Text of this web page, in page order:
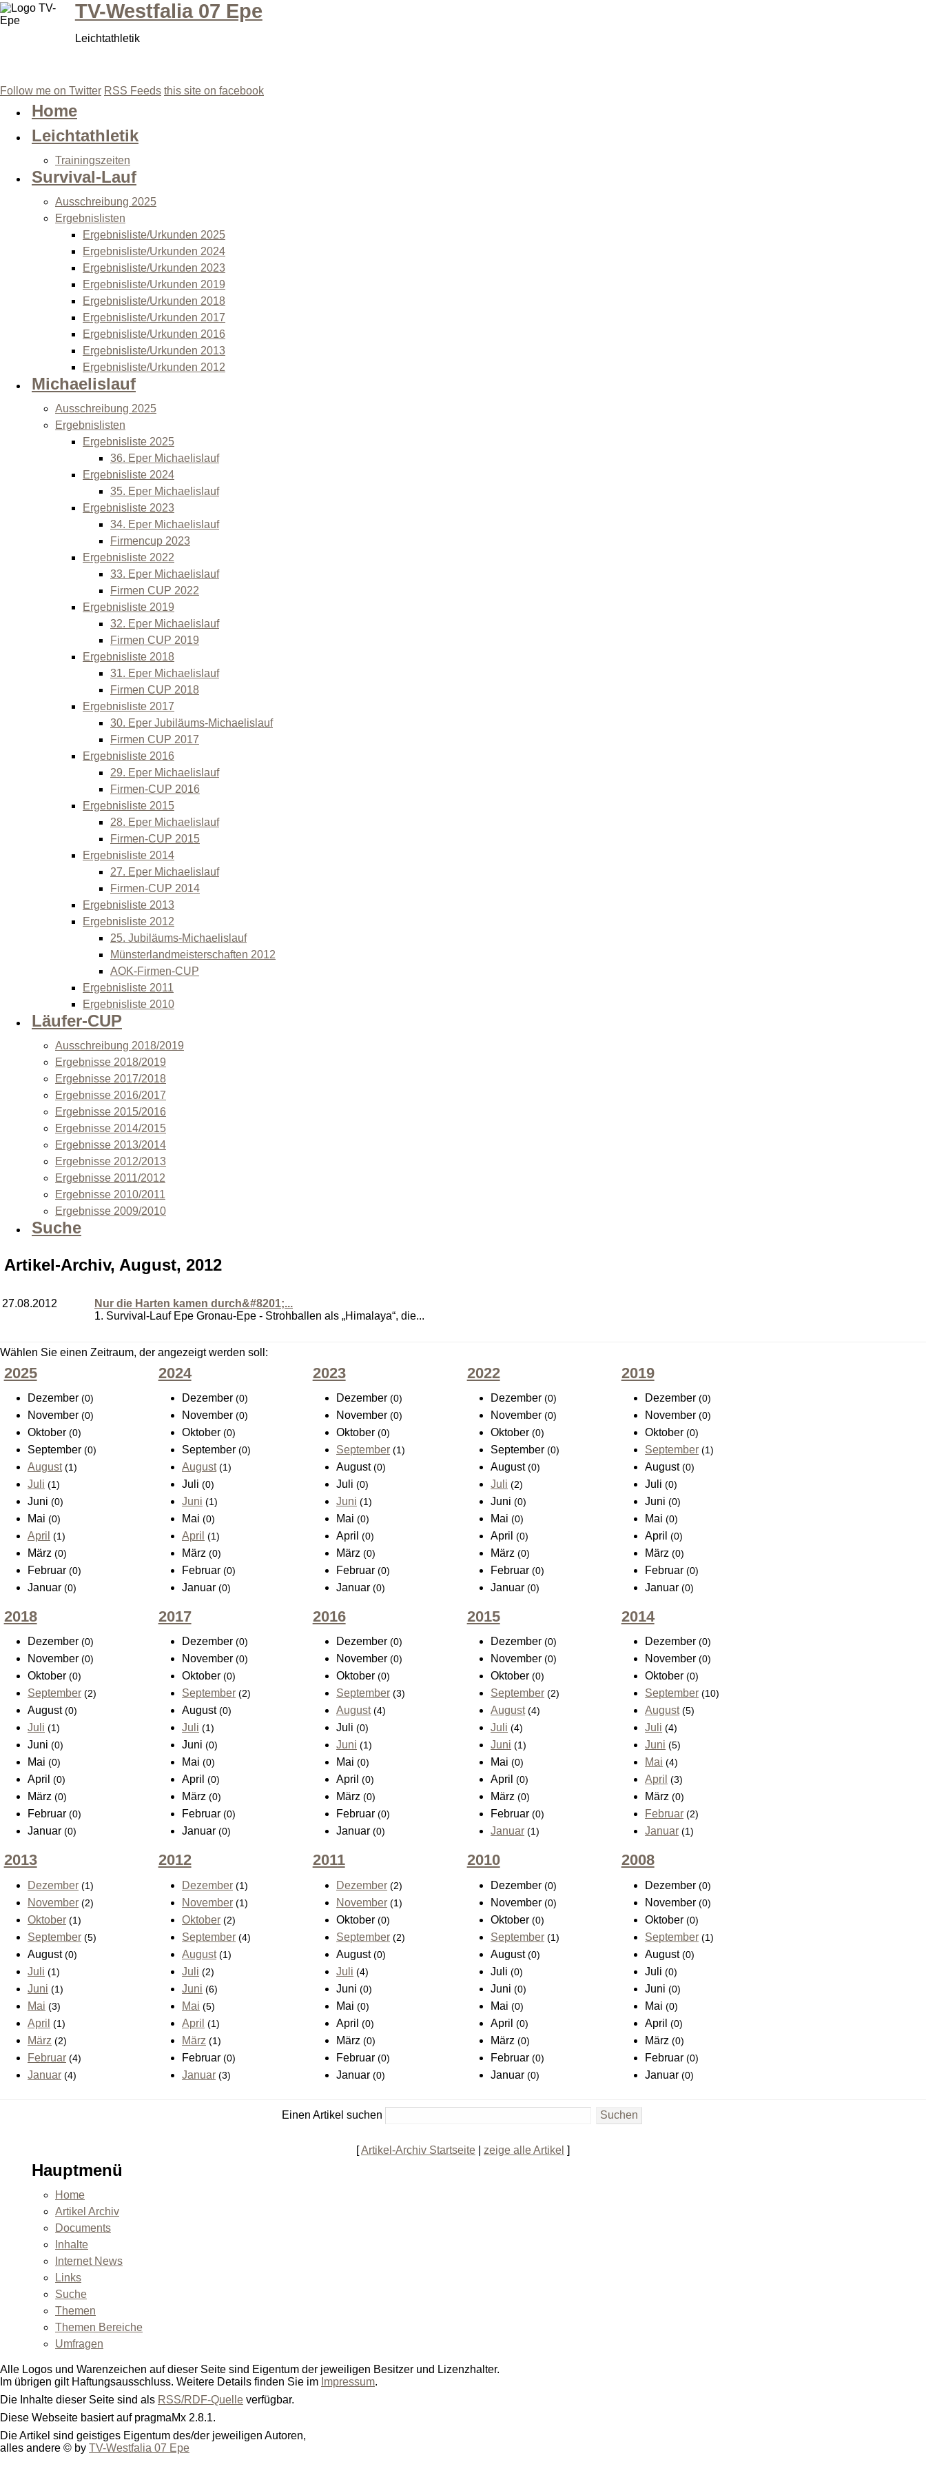
TV-Westfalia 07 Epe
Leichtathletik
Follow me on Twitter RSS Feeds this site on facebook
Home
Leichtathletik
Trainingszeiten
Survival-Lauf
Ausschreibung 2025
Ergebnislisten
Ergebnisliste/Urkunden 2025
Ergebnisliste/Urkunden 2024
Ergebnisliste/Urkunden 2023
Ergebnisliste/Urkunden 2019
Ergebnisliste/Urkunden 2018
Ergebnisliste/Urkunden 2017
Ergebnisliste/Urkunden 2016
Ergebnisliste/Urkunden 2013
Ergebnisliste/Urkunden 2012
Michaelislauf
Ausschreibung 2025
Ergebnislisten
Ergebnisliste 2025
36. Eper Michaelislauf
Ergebnisliste 2024
35. Eper Michaelislauf
Ergebnisliste 2023
34. Eper Michaelislauf
Firmencup 2023
Ergebnisliste 2022
33. Eper Michaelislauf
Firmen CUP 2022
Ergebnisliste 2019
32. Eper Michaelislauf
Firmen CUP 2019
Ergebnisliste 2018
31. Eper Michaelislauf
Firmen CUP 2018
Ergebnisliste 2017
30. Eper Jubiläums-Michaelislauf
Firmen CUP 2017
Ergebnisliste 2016
29. Eper Michaelislauf
Firmen-CUP 2016
Ergebnisliste 2015
28. Eper Michaelislauf
Firmen-CUP 2015
Ergebnisliste 2014
27. Eper Michaelislauf
Firmen-CUP 2014
Ergebnisliste 2013
Ergebnisliste 2012
25. Jubiläums-Michaelislauf
Münsterlandmeisterschaften 2012
AOK-Firmen-CUP
Ergebnisliste 2011
Ergebnisliste 2010
Läufer-CUP
Ausschreibung 2018/2019
Ergebnisse 2018/2019
Ergebnisse 2017/2018
Ergebnisse 2016/2017
Ergebnisse 2015/2016
Ergebnisse 2014/2015
Ergebnisse 2013/2014
Ergebnisse 2012/2013
Ergebnisse 2011/2012
Ergebnisse 2010/2011
Ergebnisse 2009/2010
Suche
Artikel-Archiv, August, 2012
27.08.2012
Nur die Harten kamen durch&#8201;...
1. Survival-Lauf Epe Gronau-Epe - Strohballen als „Himalaya“, die...
Wählen Sie einen Zeitraum, der angezeigt werden soll:
2025
Dezember (0)
November (0)
Oktober (0)
September (0)
August (1)
Juli (1)
Juni (0)
Mai (0)
April (1)
März (0)
Februar (0)
Januar (0)
2024
Dezember(0)
November(0)
Oktober(0)
September(0)
August (1)
Juli(0)
Juni (1)
Mai(0)
April (1)
März(0)
Februar(0)
Januar(0)
2023
Dezember(0)
November(0)
Oktober(0)
September (1)
August(0)
Juli(0)
Juni (1)
Mai(0)
April(0)
März(0)
Februar(0)
Januar(0)
2022
Dezember(0)
November(0)
Oktober(0)
September(0)
August(0)
Juli (2)
Juni(0)
Mai(0)
April(0)
März(0)
Februar(0)
Januar(0)
2019
Dezember(0)
November(0)
Oktober(0)
September (1)
August(0)
Juli(0)
Juni(0)
Mai(0)
April(0)
März(0)
Februar(0)
Januar(0)
2018
Dezember (0)
November (0)
Oktober (0)
September (2)
August (0)
Juli (1)
Juni (0)
Mai (0)
April (0)
März (0)
Februar (0)
Januar (0)
2017
Dezember(0)
November(0)
Oktober(0)
September (2)
August(0)
Juli (1)
Juni(0)
Mai(0)
April(0)
März(0)
Februar(0)
Januar(0)
2016
Dezember(0)
November(0)
Oktober(0)
September (3)
August (4)
Juli(0)
Juni (1)
Mai(0)
April(0)
März(0)
Februar(0)
Januar(0)
2015
Dezember(0)
November(0)
Oktober(0)
September (2)
August (4)
Juli (4)
Juni (1)
Mai(0)
April(0)
März(0)
Februar(0)
Januar (1)
2014
Dezember(0)
November(0)
Oktober(0)
September (10)
August (5)
Juli (4)
Juni (5)
Mai (4)
April (3)
März(0)
Februar (2)
Januar (1)
2013
Dezember (1)
November (2)
Oktober (1)
September (5)
August (0)
Juli (1)
Juni (1)
Mai (3)
April (1)
März (2)
Februar (4)
Januar (4)
2012
Dezember (1)
November (1)
Oktober (2)
September (4)
August (1)
Juli (2)
Juni (6)
Mai (5)
April (1)
März (1)
Februar(0)
Januar (3)
2011
Dezember (2)
November (1)
Oktober(0)
September (2)
August(0)
Juli (4)
Juni(0)
Mai(0)
April(0)
März(0)
Februar(0)
Januar(0)
2010
Dezember(0)
November(0)
Oktober(0)
September (1)
August(0)
Juli(0)
Juni(0)
Mai(0)
April(0)
März(0)
Februar(0)
Januar(0)
2008
Dezember(0)
November(0)
Oktober(0)
September (1)
August(0)
Juli(0)
Juni(0)
Mai(0)
April(0)
März(0)
Februar(0)
Januar(0)
Einen Artikel suchen
[Artikel-Archiv Startseite zeige alle Artikel ]
Hauptmenü
Home
Artikel Archiv
Documents
Inhalte
Internet News
Links
Suche
Themen
Themen Bereiche
Umfragen
Alle Logos und Warenzeichen auf dieser Seite sind Eigentum der jeweiligen Besitzer und Lizenzhalter.
Im übrigen gilt Haftungsausschluss. Weitere Details finden Sie im Impressum.
Die Inhalte dieser Seite sind als RSS/RDF-Quelle verfügbar.
Diese Webseite basiert auf pragmaMx 2.8.1.
Die Artikel sind geistiges Eigentum des/der jeweiligen Autoren,
alles andere © by TV-Westfalia 07 Epe